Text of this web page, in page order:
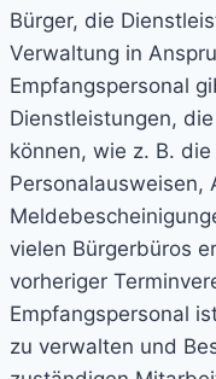
Bürger, die
Verwaltung in
Empfangspersonal
Dienstleistungen,
können, wie z. B.
Personalausweisen,
vielen Bürgerbüros
vorheriger
Empfangspersonal
zu verwalten und